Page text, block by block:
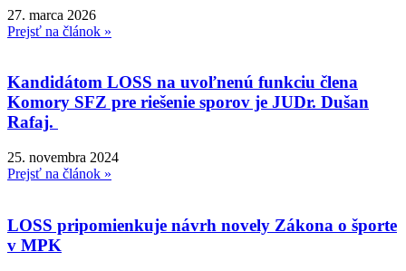
27. marca 2026
Prejsť na článok »
Kandidátom LOSS na uvoľnenú funkciu člena
Komory SFZ pre riešenie sporov je JUDr. Dušan
Rafaj.
25. novembra 2024
Prejsť na článok »
LOSS pripomienkuje návrh novely Zákona o športe
v MPK